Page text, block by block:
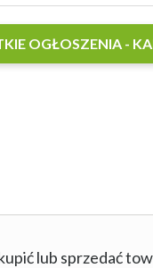
OGŁOSZENIA -
lub sprzedać